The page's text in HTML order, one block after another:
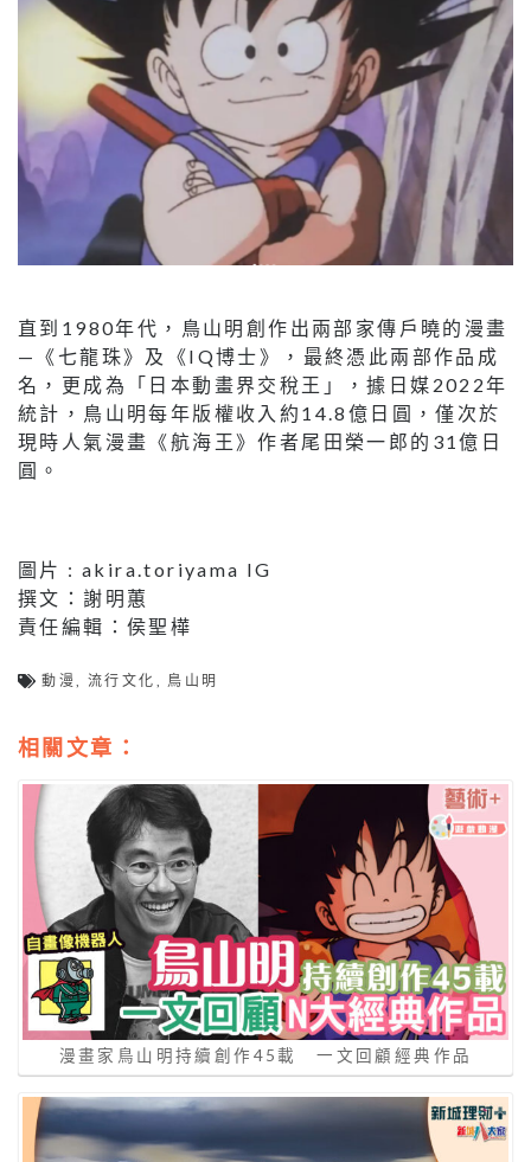
直到1980年代，鳥山明創作出兩部家傳戶曉的漫畫
—《七龍珠》及《IQ博士》，最終憑此兩部作品成
名，更成為「日本動畫界交稅王」，據日媒2022年
統計，鳥山明每年版權收入約14.8億日圓，僅次於
現時人氣漫畫《航海王》作者尾田榮一郎的31億日
圓。
圖片 : akira.toriyama IG
撰文：謝明蕙
責任編輯：侯聖樺
動漫 ,流行文化 鳥山明
相關文章：
漫畫家鳥山明持續創作45載 一文回顧經典作品